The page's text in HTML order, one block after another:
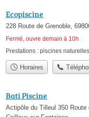
Ecopiscine
228 Route de Grenoble,
Fermé, ouvre demain à 10h
Prestations : piscines naturelles
Horaires
Bati Piscine
Actipôle du Tilleul 350